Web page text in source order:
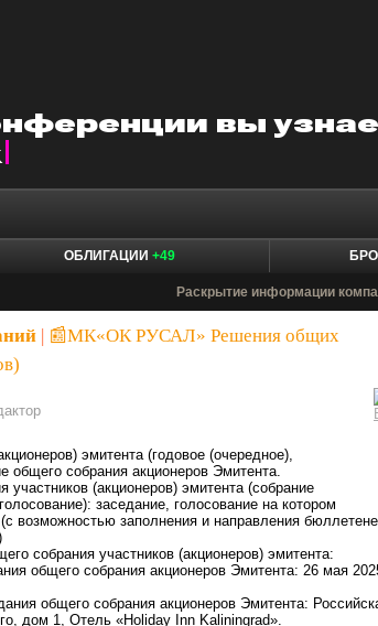
ОБЛИГАЦИИ +49
Раскрытие информации
📰МК«ОК РУСАЛ» Решения общих
эмитента (годовое (очередное),
общего собрания акционеров Эмитента.
(акционеров) эмитента (собрание
заседание, голосование на котором
возможностью заполнения и направления
собрания участников (акционеров) эмитента:
общего собрания акционеров Эмитента: 26 мая
общего собрания акционеров Эмитента:
дом 1, Отель «Holiday Inn Kaliningrad».